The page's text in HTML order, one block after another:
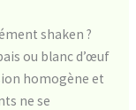
shaken ?
ou blanc d’œuf
homogène et
ne se